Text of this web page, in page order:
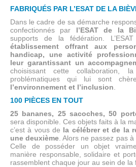
FABRIQUÉS PAR L’ESAT DE LA
Dans le cadre de sa démarche
confectionnés par l’ESAT de la
supports de la fédération.
établissement offrant aux
handicap, une activité
leur garantissant un
choisissant cette collaboration,
problématiques qui lui sont
l’environnement et l’inclusion
100 PIÈCES EN TOUT
25 bananes, 25 sacoches, 50
sera disponible. Ces objets faits à la
c’est à vous de la célébrer et de la
une deuxième . Alors ne passez pas
Celle de posséder un objet
manière responsable, solidaire et
rassemblent chaque jour au sein de la